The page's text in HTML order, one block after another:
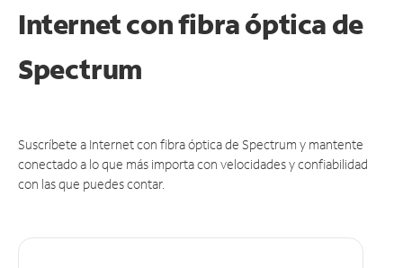
Internet con fibra óptica de
Spectrum
Suscríbete a Internet con fibra óptica de Spectrum y mantente
conectado a lo que más importa con velocidades y confiabilidad
con las que puedes contar.